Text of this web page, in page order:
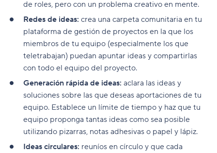
de roles, pero con un problema creativo en mente.
Redes de ideas: crea una carpeta comunitaria en tu
plataforma de gestión de proyectos en la que los
miembros de tu equipo (especialmente los que
teletrabajan) puedan apuntar ideas y compartirlas
con todo el equipo del proyecto.
Generación rápida de ideas: aclara las ideas y
soluciones sobre las que deseas aportaciones de tu
equipo. Establece un límite de tiempo y haz que tu
equipo proponga tantas ideas como sea posible
utilizando pizarras, notas adhesivas o papel y lápiz.
Ideas circulares: reuníos en círculo y que cada